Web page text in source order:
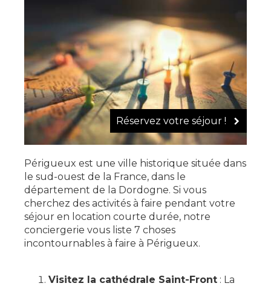
Réservez votre séjour !
Périgueux est une ville historique située dans
le sud-ouest de la France, dans le
département de la Dordogne. Si vous
cherchez des activités à faire pendant votre
séjour en location courte durée, notre
conciergerie vous liste 7 choses
incontournables à faire à Périgueux.
Visitez la cathédrale Saint-Front : La